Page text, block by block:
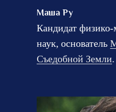
Маша Ру
Кандидат физико-
наук, основатель
Съедобной Земли.